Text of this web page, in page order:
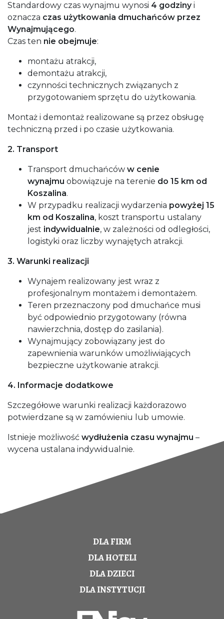
Standardowy czas wynajmu wynosi 4 godzinyi
oznacza czas użytkowania dmuchańców przez
Wynajmującego.
Czas ten nie obejmuje:
montażu atrakcji,
demontażu atrakcji,
czynności technicznych związanych z
przygotowaniem sprzętu do użytkowania.
Montaż i demontaż realizowane są przez obsługę
techniczną przed i po czasie użytkowania.
2. Transport
Transport dmuchańców w cenie
wynajmu obowiązuje na terenie do 15 km od
Koszalina.
W przypadku realizacji wydarzenia powyżej 15
km od Koszalina, koszt transportu ustalany
jest indywidualnie, w zależności od odległości,
logistyki oraz liczby wynajętych atrakcji.
3. Warunki realizacji
Wynajem realizowany jest wraz z
profesjonalnym montażem i demontażem.
Teren przeznaczony pod dmuchańce musi
być odpowiednio przygotowany (równa
nawierzchnia, dostęp do zasilania).
Wynajmujący zobowiązany jest do
zapewnienia warunków umożliwiających
bezpieczne użytkowanie atrakcji.
4. Informacje dodatkowe
Szczegółowe warunki realizacji każdorazowo
potwierdzane są w zamówieniu lub umowie.
Istnieje możliwość wydłużenia czasu wynajmu –
wycena ustalana indywidualnie.
DLA FIRM
DLA HOTELI
DLA DZIECI
DLA INSTYTUCJI